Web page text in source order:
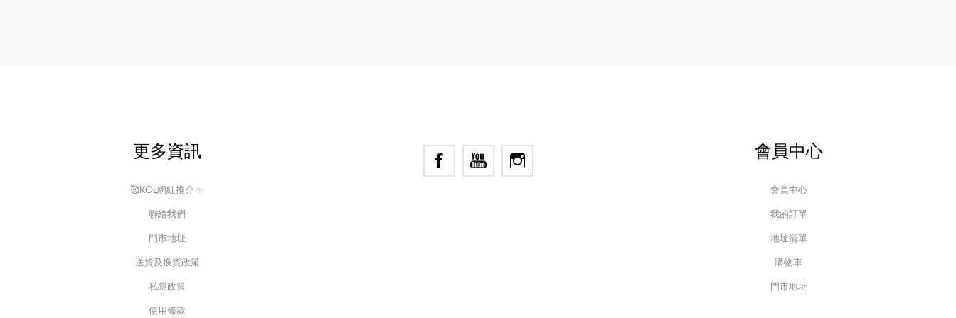
更多資訊
🥰KOL網紅推介 ✨
聯絡我們
門市地址
送貨及換貨政策
私隱政策
使用條款
會員中心
會員中心
我的訂單
地址清單
購物車
門市地址